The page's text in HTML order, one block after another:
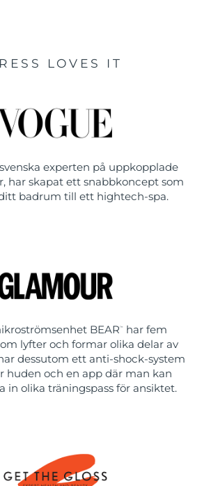
LOVES IT
experten på uppkopplade
har skapat ett snabbkoncept som
badrum till ett hightech-spa.
BEAR ™
har fem
lyfter och formar olika delar av
dessutom ett anti-shock-system
huden och en app där man kan
in olika träningspass för ansiktet.